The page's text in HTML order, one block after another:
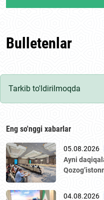
Bulletenlar
Tarkib to'ldirilmoqda
Eng so'nggi xabarlar
05.08.2026
Аyni
04.08.2026